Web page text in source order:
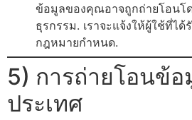
ข้อมูลของคุณอาจถูกถ่ายโอนโ
ธุรกรรม. เราจะแจ้งให้ผู้ใช้ที่ไ
กฎหมายกำหนด.
5) การถ่ายโอนข้อ
ประเทศ